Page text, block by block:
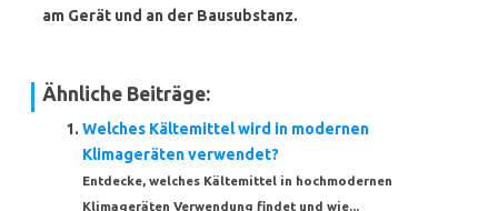
am Gerät und an der Bausubstanz.
Ähnliche Beiträge:
Welches Kältemittel wird in modernen
Klimageräten verwendet?
Entdecke, welches Kältemittel in hochmodernen
Klimageräten Verwendung findet und wie...